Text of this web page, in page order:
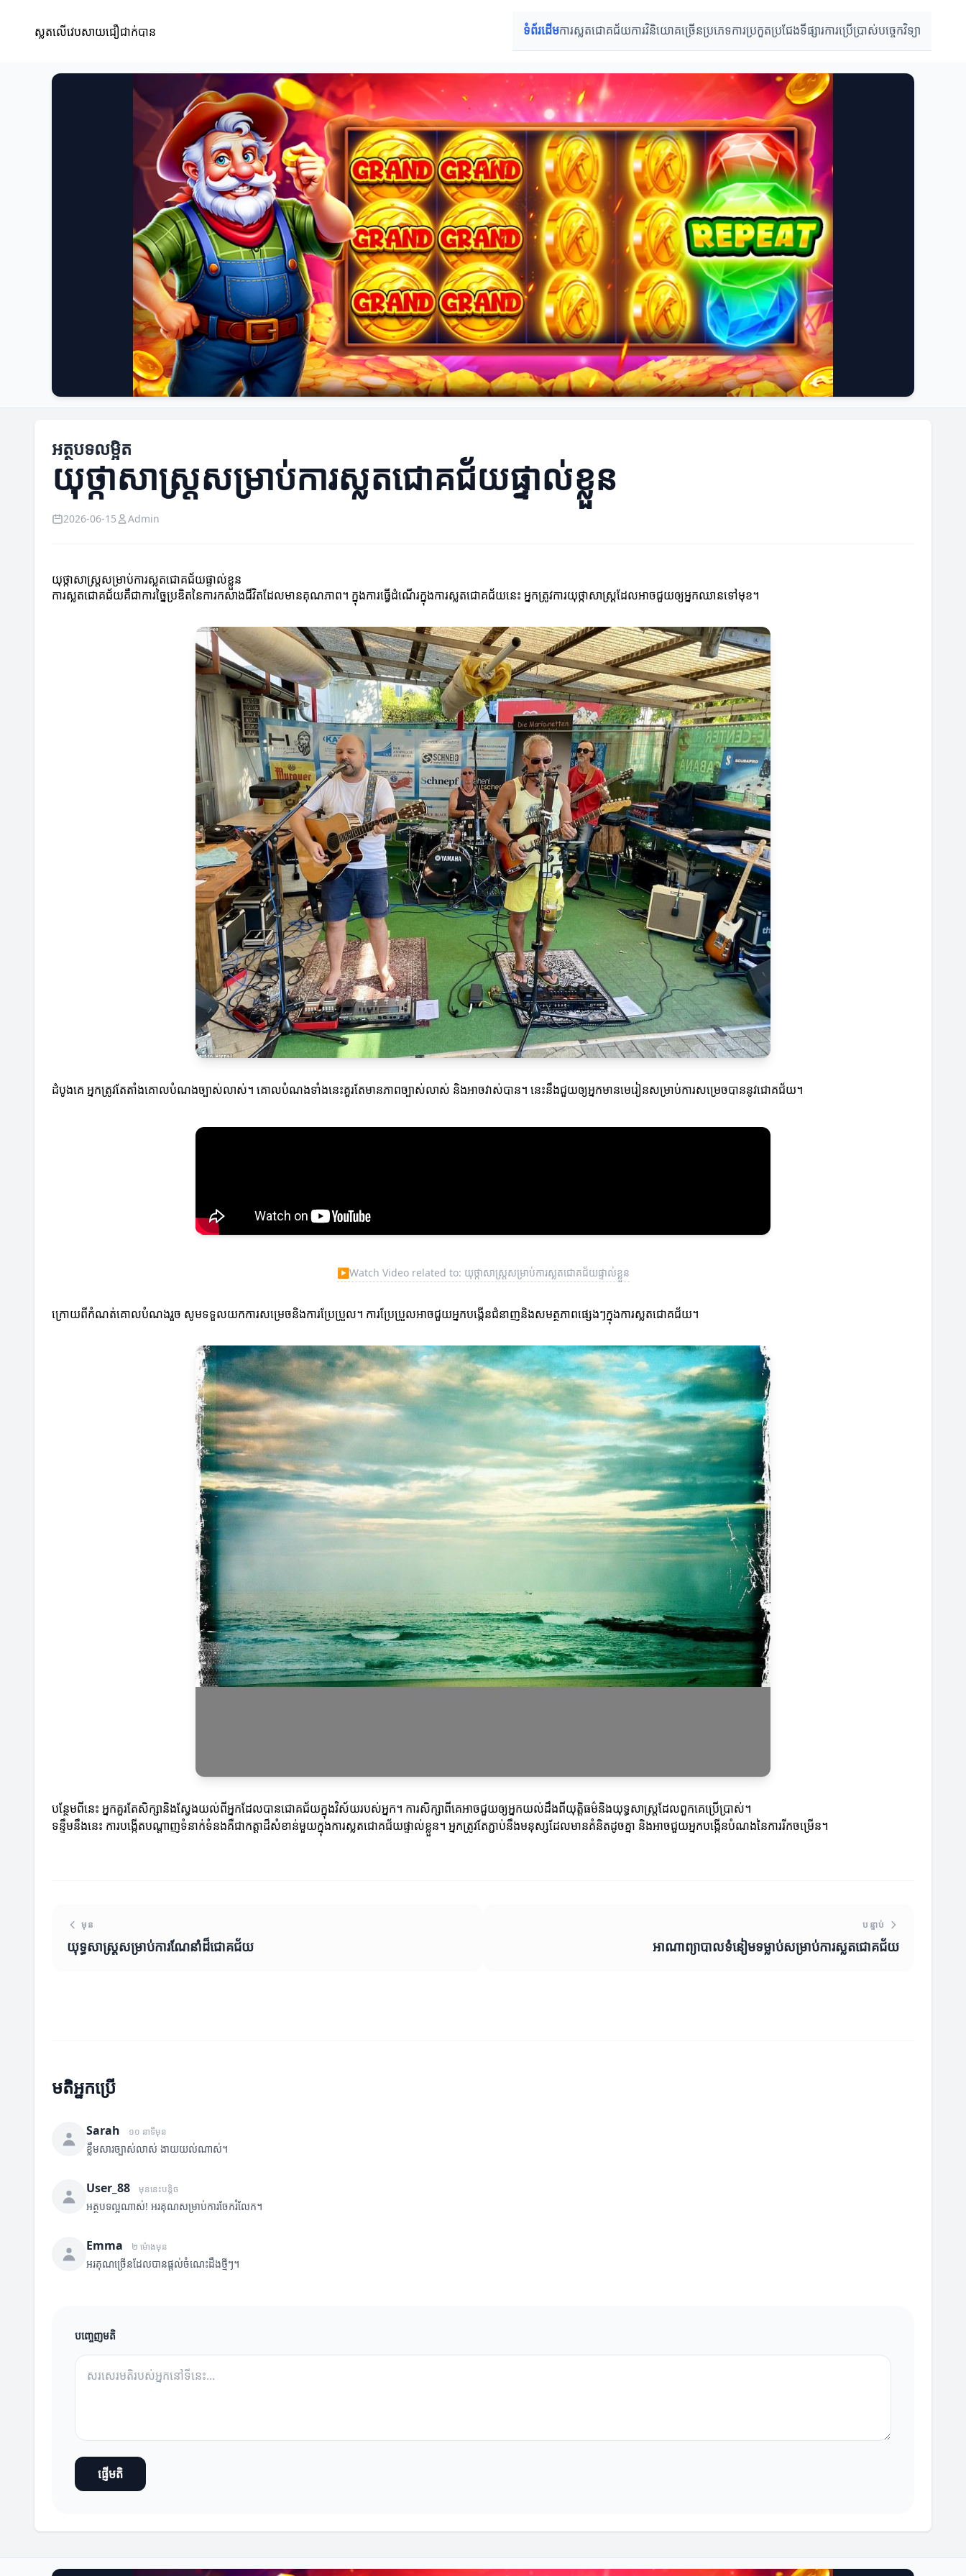
ស្លតលើវេបសាយជឿជាក់បាន ទំព័រដើមការស្លតជោគជ័យការវិនិយោគច្រើនប្រភេទការប្រកួតប្រជែងទីផ្សារការប្រើប្រាស់បច្ចេកវិទ្យា
អត្ថបទលម្អិត
យុថ្កាសាស្ត្រសម្រាប់ការស្លតជោគជ័យផ្ទាល់ខ្លួន
2026-06-15 Admin
យុថ្កាសាស្ត្រសម្រាប់ការស្លតជោគជ័យផ្ទាល់ខ្លួន
ការស្លតជោគជ័យគឺជាការច្នៃប្រឌិតនៃការកសាងជីវិតដែលមានគុណភាព។ ក្នុងការធ្វើដំណើរក្នុងការស្លតជោគជ័យនេះ អ្នកត្រូវការយុថ្កាសាស្ត្រដែលអាចជួយឲ្យអ្នកឈានទៅមុខ។
ដំបូងគេ អ្នកត្រូវតែតាំងគោលបំណងច្បាស់លាស់។ គោលបំណងទាំងនេះគួរតែមានភាពច្បាស់លាស់ និងអាចវាស់បាន។ នេះនឹងជួយឲ្យអ្នកមានមេរៀនសម្រាប់ការសម្រេចបាននូវជោគជ័យ។
▶Watch Video related to: យុថ្កាសាស្ត្រសម្រាប់ការស្លតជោគជ័យផ្ទាល់ខ្លួន
ក្រោយពីកំណត់គោលបំណងរួច សូមទទួលយកការសម្រេចនិងការប្រែប្រួល។ ការប្រែប្រួលអាចជួយអ្នកបង្កើនជំនាញនិងសមត្ថភាពផ្សេងៗក្នុងការស្លតជោគជ័យ។
បន្ថែមពីនេះ អ្នកគួរតែសិក្សានិងស្វែងយល់ពីអ្នកដែលបានជោគជ័យក្នុងវិស័យរបស់អ្នក។ ការសិក្សាពីគេអាចជួយឲ្យអ្នកយល់ដឹងពីយុត្តិធម៌និងយុទ្ធសាស្ត្រដែលពួកគេប្រើប្រាស់។
ទន្ទឹមនឹងនេះ ការបង្កើតបណ្ដាញទំនាក់ទំនងគឺជាកត្តាដ៏សំខាន់មួយក្នុងការស្លតជោគជ័យផ្ទាល់ខ្លួន។ អ្នកត្រូវតែភ្ជាប់នឹងមនុស្សដែលមានគំនិតដូចគ្នា និងអាចជួយអ្នកបង្កើនបំណងនៃការរីកចម្រើន។
មុន
យុទ្ធសាស្ត្រ​សម្រាប់​ការ​ណែនាំ​ដ៏​ជោគ​ជ័យ
បន្ទាប់
អាណាព្យាបាលទំនៀមទម្លាប់សម្រាប់ការស្លតជោគជ័យ
មតិអ្នកប្រើ
Sarah ១០ នាទីមុន
ខ្លឹមសារច្បាស់លាស់ ងាយយល់ណាស់។
User_88 មុននេះបន្តិច
អត្ថបទល្អណាស់! អរគុណសម្រាប់ការចែករំលែក។
Emma ២ ម៉ោងមុន
អរគុណច្រើនដែលបានផ្តល់ចំណេះដឹងថ្មីៗ។
បញ្ចេញមតិ
ផ្ញើមតិ